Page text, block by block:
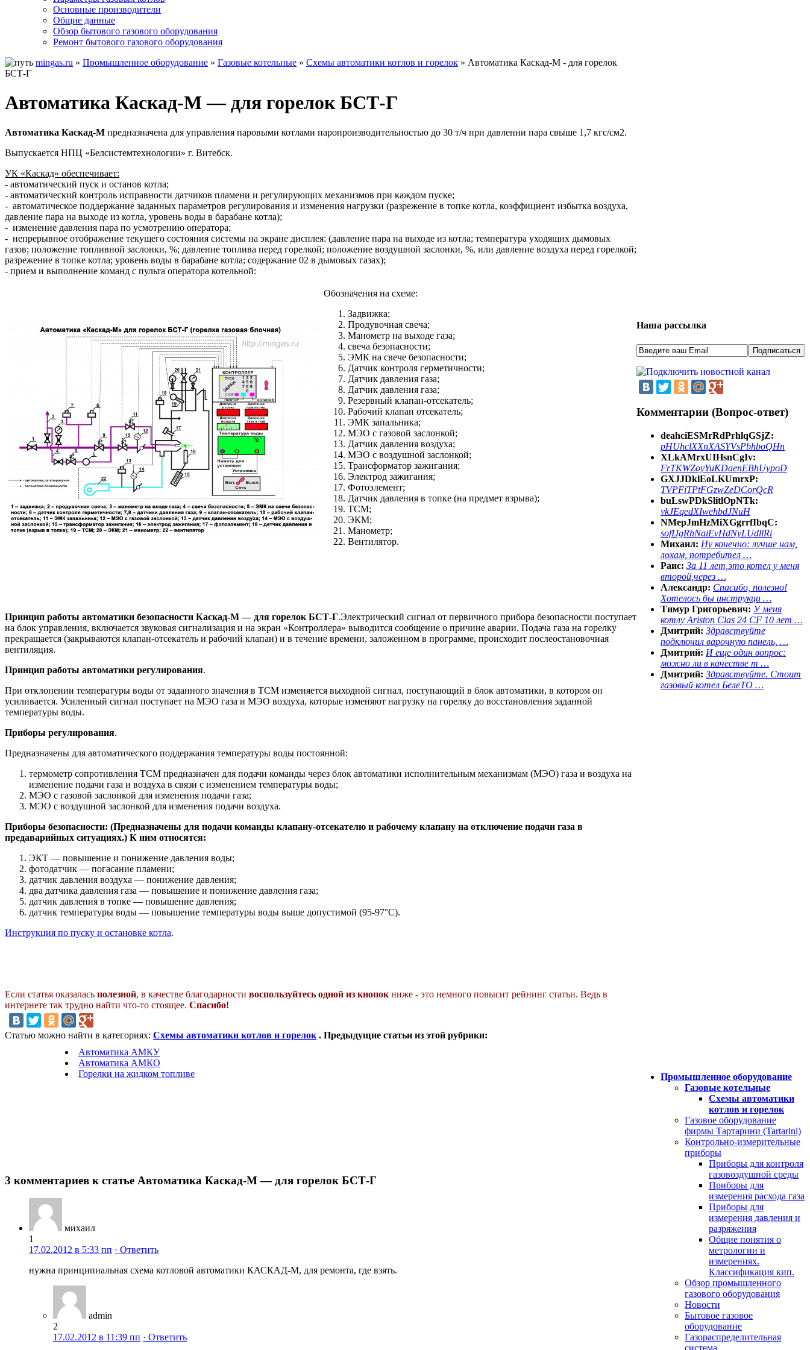
Основные производители
Общие данные
Обзор бытового газового оборудования
Ремонт бытового газового оборудования
mingas.ru » Промышленное оборудование » Газовые котельные » Схемы автоматики котлов и горелок » Автоматика Каскад-М - для горелок
БСТ-Г
Автоматика Каскад-М — для горелок БСТ-Г
Автоматика Каскад-М предназначена для управления паровыми котлами паропроизводительностью до 30 т/ч при давлении пара свыше 1,7 кгс/см2.
Выпускается НПЦ «Белсистемтехнологии» г. Витебск.
УК «Каскад» обеспечивает:
- автоматический пуск и останов котла;
- автоматический контроль исправности датчиков пламени и регулирующих механизмов при каждом пуске;
- автоматическое поддержание заданных параметров регулирования и изменения нагрузки (разрежение в топке котла, коэффициент избытка воздуха,
давление пара на выходе из котла, уровень воды в барабане котла);
- изменение давления пара по усмотрению оператора;
- непрерывное отображение текущего состояния системы на экране дисплея: (давление пара на выходе из котла; температура уходящих дымовых
газов; положение топливной заслонки, %; давление топлива перед горелкой; положение воздушной заслонки, %, или давление воздуха перед горелкой;
разрежение в топке котла; уровень воды в барабане котла; содержание 02 в дымовых газах);
- прием и выполнение команд с пульта оператора котельной:
Обозначения на схеме:
Задвижка;
Продувочная свеча;
Манометр на выходе газа;
свеча безопасности;
ЭМК на свече безопасности;
Датчик контроля герметичности;
Датчик давления газа;
Датчик давления газа;
Резервный клапан-отсекатель;
Рабочий клапан отсекатель;
ЭМК запальника;
МЭО с газовой заслонкой;
Датчик давления воздуха;
МЭО с воздушной заслонкой;
Трансформатор зажигания;
Электрод зажигания;
Фотоэлемент;
Датчик давления в топке (на предмет взрыва);
ТСМ;
ЭКМ;
Манометр;
Вентилятор.
Принцип работы автоматики безопасности Каскад-М — для горелок БСТ-Г.Электрический сигнал от первичного прибора безопасности поступает
на блок управления, включается звуковая сигнализация и на экран «Контроллера» выводится сообщение о причине аварии. Подача газа на горелку
прекращается (закрываются клапан-отсекатель и рабочий клапан) и в течение времени, заложенном в программе, происходит послеостановочная
вентиляция.
Принцип работы автоматики регулирования.
При отклонении температуры воды от заданного значения в ТСМ изменяется выходной сигнал, поступающий в блок автоматики, в котором он
усиливается. Усиленный сигнал поступает на МЭО газа и МЭО воздуха, которые изменяют нагрузку на горелку до восстановления заданной
температуры воды.
Приборы регулирования.
Предназначены для автоматического поддержания температуры воды постоянной:
термометр сопротивления ТСМ предназначен для подачи команды через блок автоматики исполнительным механизмам (МЭО) газа и воздуха на
изменение подачи газа и воздуха в связи с изменением температуры воды;
МЭО с газовой заслонкой для изменения подачи газа;
МЭО с воздушной заслонкой для изменения подачи воздуха.
Приборы безопасности: (Предназначены для подачи команды клапану-отсекателю и рабочему клапану на отключение подачи газа в
предаварийных ситуациях.) К ним относятся:
ЭКТ — повышение и понижение давления воды;
фотодатчик — погасание пламени;
датчик давления воздуха — понижение давления;
два датчика давления газа — повышение и понижение давления газа;
датчик давления в топке — повышение давления;
датчик температуры воды — повышение температуры воды выше допустимой (95-97°С).
Инструкция по пуску и остановке котла.
Если статья оказалась полезной, в качестве благодарности воспользуйтесь одной из кнопок ниже - это немного повысит рейнинг статьи. Ведь в
интернете так трудно найти что-то стоящее. Спасибо!
Статью можно найти в категориях: Схемы автоматики котлов и горелок . Предыдущие статьи из этой рубрики:
Автоматика АМКУ
Автоматика АМКО
Горелки на жидком топливе
3 комментариев к статье Автоматика Каскад-М — для горелок БСТ-Г
михаил
1
17.02.2012 в 5:33 пп · Ответить
нужна принципиальная схема котловой автоматики КАСКАД-М, для ремонта, где взять.
admin
2
17.02.2012 в 11:39 пп · Ответить
Наша рассылка
Комментарии (Вопрос-ответ)
deahciESMrRdPrhlqGSjZ:
pHUhclXXnXASYVsPbhboQHn
XLkAMrxUIHsnCgIv:
FrTKWZoyYuKDaenEBhUypoD
GXJJDklEoLKUmrxP:
TVPFiTPtFGzwZeDCorQcR
buLswPDkSlitlOpNTk:
vkJEqedXIwehbdJNuH
NMepJmHzMiXGgrrfIbqC:
sofIJgRhNaiEvHdNyLUdllRi
Михаил: Ну конечно: лучше нам,
лохам, потребител …
Раис: За 11 лет,это котел у меня
второй,через …
Александр: Спасибо, полезно!
Хотелось бы инструкци …
Тимур Григорьевич: У меня
котлу Ariston Clas 24 CF 10 лет …
Дмитрий: Здравствуйте
подключил варочную панель, …
Дмитрий: И еще один вопрос:
можно ли в качестве т …
Дмитрий: Здравствуйте. Стоит
газовый котел БелеТО …
Промышленное оборудование
Газовые котельные
Схемы автоматики
котлов и горелок
Газовое оборудование
фирмы Тартарини (Tartarini)
Контрольно-измерительные
приборы
Приборы для контроля
газовоздушной среды
Приборы для
измерения расхода газа
Приборы для
измерения давления и
разряжения
Общие понятия о
метрологии и
измерениях.
Классификация кип.
Обзор промышленного
газового оборудования
Новости
Бытовое газовое
оборудование
Газораспределительная
система